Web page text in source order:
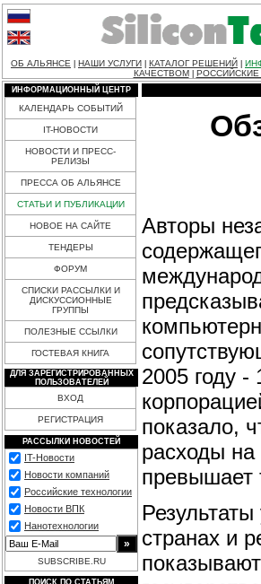
ОБ АЛЬЯНСЕ НАШИ УСЛУГИ КАТАЛОГ РЕШЕНИЙ
КАЧЕСТВОМ
РОССИЙСКИЕ
ИНФОРМАЦИОННЫЙ ЦЕНТР
КАЛЕНДАРЬ СОБЫТИЙ
IT-НОВОСТИ
НОВОСТИ И ПРЕСС-
РЕЛИЗЫ
ПРЕССА ОБ АЛЬЯНСЕ
СТАТЬИ И ПУБЛИКАЦИИ
НОВОЕ НА САЙТЕ
ТЕНДЕРЫ
ФОРУМ
СПИСКИ РАССЫЛКИ И
ДИСКУССИОННЫЕ
ГРУППЫ
ПОЛЕЗНЫЕ ССЫЛКИ
ГОСТЕВАЯ КНИГА
ДЛЯ ЗАРЕГИСТРИРОВАННЫХ
ПОЛЬЗОВАТЕЛЕЙ
ВХОД
РЕГИСТРАЦИЯ
РАССЫЛКИ НОВОСТЕЙ
IT-Новости
Новости компаний
Российские технологии
Новости ВПК
Нанотехнологии
SUBSCRIBE.RU
ПОИСК ПО СТАТЬЯМ
Авторы
2005 году
показало,
расходы
превышает
странах и